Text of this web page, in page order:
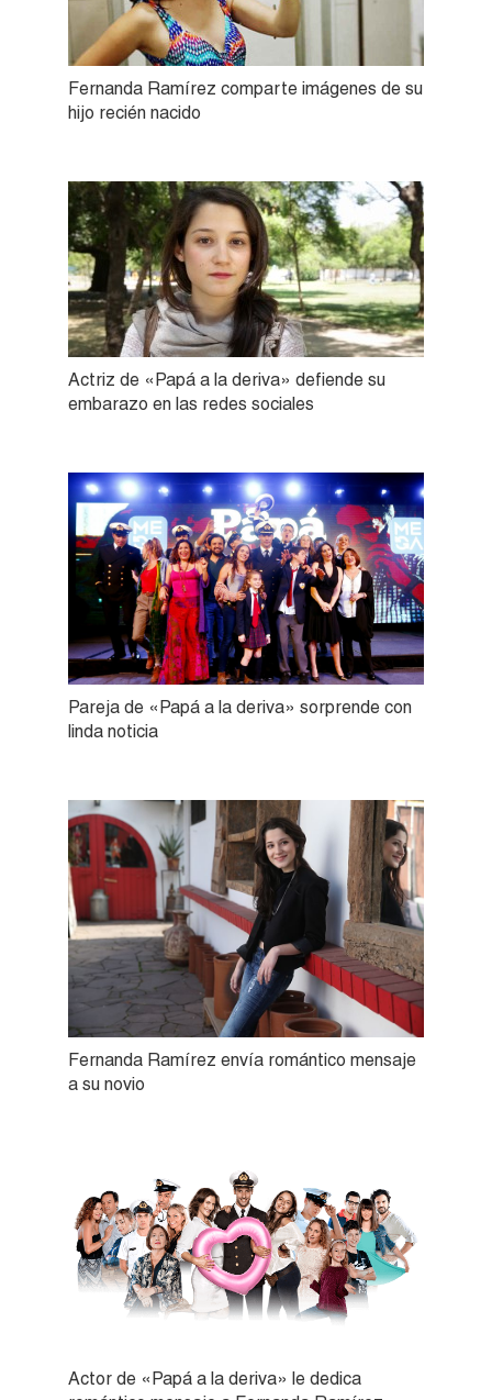
Fernanda Ramírez comparte imágenes de su
hijo recién nacido
Actriz de «Papá a la deriva» defiende su
embarazo en las redes sociales
Pareja de «Papá a la deriva» sorprende con
linda noticia
Fernanda Ramírez envía romántico mensaje
a su novio
Actor de «Papá a la deriva» le dedica